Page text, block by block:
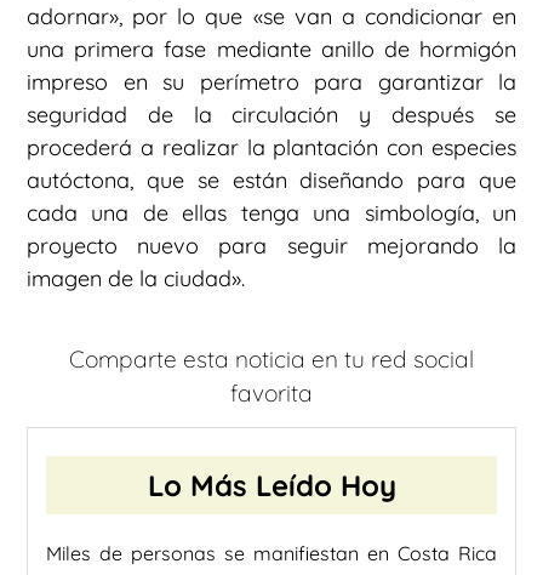
adornar», por lo que «se van a condicionar en
una primera fase mediante anillo de hormigón
impreso en su perímetro para garantizar la
seguridad de la circulación y después se
procederá a realizar la plantación con especies
autóctona, que se están diseñando para que
cada una de ellas tenga una simbología, un
proyecto nuevo para seguir mejorando la
imagen de la ciudad».
Comparte esta noticia en tu red social
favorita
Lo Más Leído Hoy
Miles de personas se manifiestan en Costa Rica